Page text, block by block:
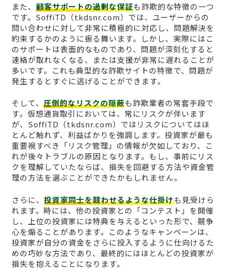
また、 顧客サポートの過剰な保証も詐欺的な特徴の一つ
です。SoffiTD（tkdsnr.com）では、ユーザーからの
問い合わせに対して非常に積極的に対応し、問題解決を
約束するかのように振る舞います。しかし、実際にはこ
のサポートは表面的なものであり、問題が深刻化すると
連絡が取れなくなる、または支援が非常に遅れることが
多いです。これも典型的な詐欺サイトの特徴で、問題が
発生するとすぐに逃げることができます。
そして、 圧倒的なリスクの隠蔽も詐欺業者の常套手段で
す。仮想通貨取引においては、常にリスクが伴います
が、SoffiTD（tkdsnr.com）ではリスクについてはほ
とんど触れず、利益ばかりを強調します。投資家が最も
重要視すべき「リスク管理」の情報が欠如しており、こ
れが後々トラブルの原因となります。もし、事前にリス
クを理解していたならば、損失を回避する方法や資金管
理の方法を選ぶことができたかもしれません。
さらに、 投資家同士を競わせるような仕掛けも見受けら
れます。時には、他の投資家との「コンテスト」を開催
し、上位の投資家には特典を与えるといった形で、競争
心を煽ることがあります。このようなキャンペーンは、
投資家が自分の資金をさらに投入するように仕向けるた
めの巧妙な方法であり、最終的にはほとんどの投資家が
損失を抱えることになります。